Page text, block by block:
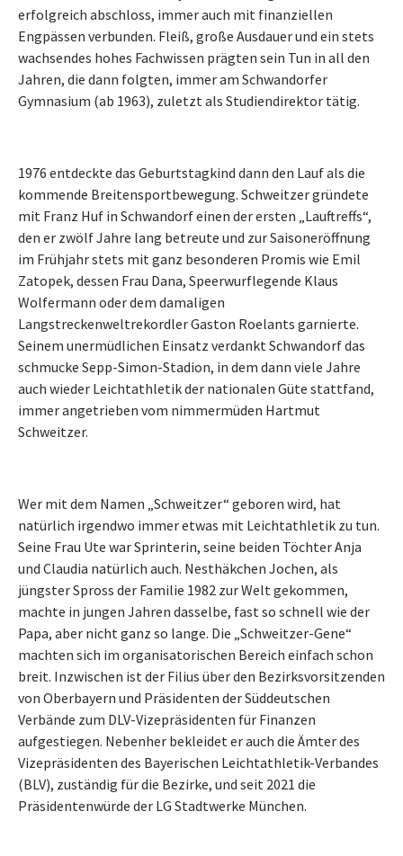
erfolgreich abschloss, immer auch mit finanziellen
Engpässen verbunden. Fleiß, große Ausdauer und ein stets
wachsendes hohes Fachwissen prägten sein Tun in all den
Jahren, die dann folgten, immer am Schwandorfer
Gymnasium (ab 1963), zuletzt als Studiendirektor tätig.
1976 entdeckte das Geburtstagkind dann den Lauf als die
kommende Breitensportbewegung. Schweitzer gründete
mit Franz Huf in Schwandorf einen der ersten „Lauftreffs“,
den er zwölf Jahre lang betreute und zur Saisoneröffnung
im Frühjahr stets mit ganz besonderen Promis wie Emil
Zatopek, dessen Frau Dana, Speerwurflegende Klaus
Wolfermann oder dem damaligen
Langstreckenweltrekordler Gaston Roelants garnierte.
Seinem unermüdlichen Einsatz verdankt Schwandorf das
schmucke Sepp-Simon-Stadion, in dem dann viele Jahre
auch wieder Leichtathletik der nationalen Güte stattfand,
immer angetrieben vom nimmermüden Hartmut
Schweitzer.
Wer mit dem Namen „Schweitzer“ geboren wird, hat
natürlich irgendwo immer etwas mit Leichtathletik zu tun.
Seine Frau Ute war Sprinterin, seine beiden Töchter Anja
und Claudia natürlich auch. Nesthäkchen Jochen, als
jüngster Spross der Familie 1982 zur Welt gekommen,
machte in jungen Jahren dasselbe, fast so schnell wie der
Papa, aber nicht ganz so lange. Die „Schweitzer-Gene“
machten sich im organisatorischen Bereich einfach schon
breit. Inzwischen ist der Filius über den Bezirksvorsitzenden
von Oberbayern und Präsidenten der Süddeutschen
Verbände zum DLV-Vizepräsidenten für Finanzen
aufgestiegen. Nebenher bekleidet er auch die Ämter des
Vizepräsidenten des Bayerischen Leichtathletik-Verbandes
(BLV), zuständig für die Bezirke, und seit 2021 die
Präsidentenwürde der LG Stadtwerke München.